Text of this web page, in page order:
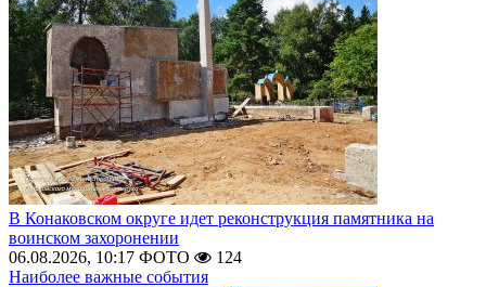
В Конаковском округе идет реконструкция памятника на
воинском захоронении
06.08.2026, 10:17 ФОТО
124
Наиболее важные события